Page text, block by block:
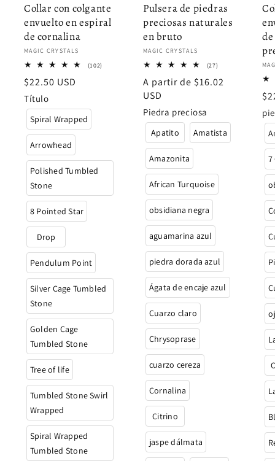
Collar con colgante
envuelto en espiral
de cornalina
Proveedor:
MAGIC CRYSTALS
(102)
Precio
habitual
$22.50 USD
Título
Spiral Wrapped
Arrowhead
Polished Tumbled
Stone
8 Pointed Star
Drop
Pendulum Point
Silver Cage Tumbled
Stone
Golden Cage
Tumbled Stone
Tree of life
Tumbled Stone Swirl
Wrapped
Spiral Wrapped
Tumbled Stone
Pulsera de piedras
preciosas naturales
en bruto
Proveedor:
MAGIC CRYSTALS
(27)27
totales
Precio
habitual
A partir de $16.02
USD
Piedra preciosa
Apatito Amatista
Amazonita
African Turquoise
obsidiana negra
aguamarina azul
piedra dorada azul
Ágata de encaje azul
Cuarzo claro
Chrysoprase
cuarzo cereza
Cornalina
Citrino
jaspe dálmata
7